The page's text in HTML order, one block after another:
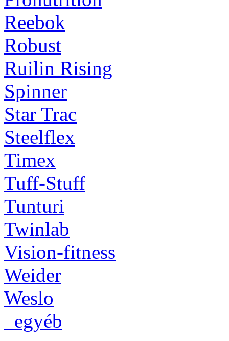
Reebok
Robust
Ruilin Rising
Spinner
Star Trac
Steelflex
Timex
Tuff-Stuff
Tunturi
Twinlab
Vision-fitness
Weider
Weslo
_egyéb